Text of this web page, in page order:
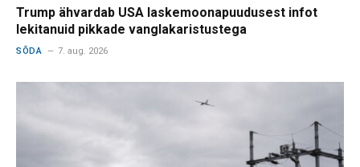
Trump ähvardab USA laskemoonapuudusest infot
lekitanuid pikkade vanglakaristustega
SÕDA 7. aug. 2026